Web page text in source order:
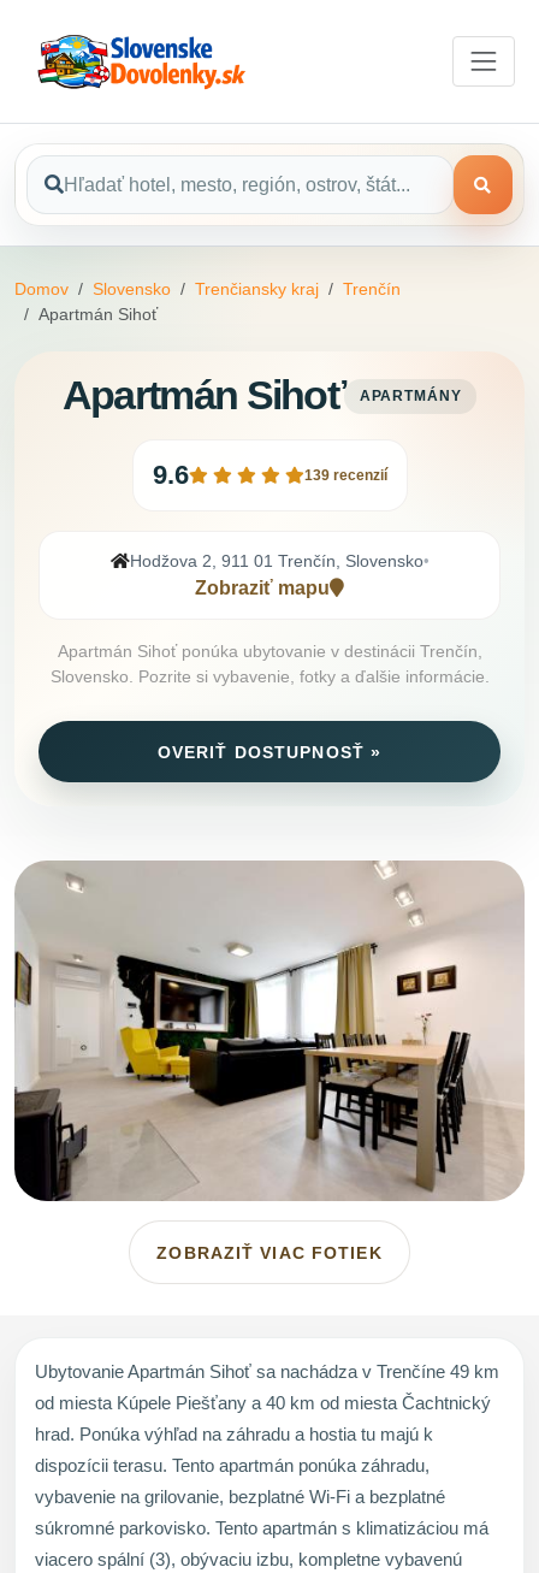
Domov Slovensko Trenčiansky kraj
Trenčín
Apartmán Sihoť
Apartmán Sihoť APARTMÁNY
9.6 139 recenzií
Hodžova 2, 911 01 Trenčín, Slovensko•
Zobraziť mapu
Apartmán Sihoť ponúka ubytovanie v destinácii Trenčín,
Slovensko. Pozrite si vybavenie, fotky a ďalšie informácie.
OVERIŤ DOSTUPNOSŤ »
ZOBRAZIŤ VIAC FOTIEK
Ubytovanie Apartmán Sihoť sa nachádza v Trenčíne 49 km
od miesta Kúpele Piešťany a 40 km od miesta Čachtnický
hrad. Ponúka výhľad na záhradu a hostia tu majú k
dispozícii terasu. Tento apartmán ponúka záhradu,
vybavenie na grilovanie, bezplatné Wi-Fi a bezplatné
súkromné parkovisko. Tento apartmán s klimatizáciou má
viacero spální (3), obývaciu izbu, kompletne vybavenú